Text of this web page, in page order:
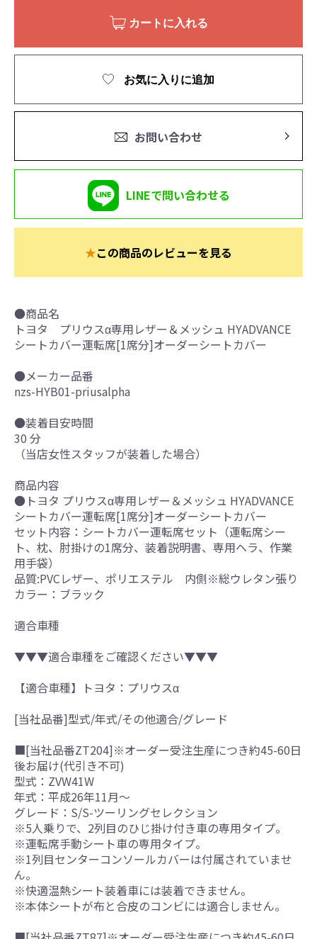
カートに入れる
お気に入りに追加
お問い合わせ
LINEで問い合わせる
★この商品のレビューを見る
●商品名
トヨタ プリウスα専用レザー＆メッシュ HYADVANCE
シートカバー運転席[1席分]オーダーシートカバー
●メーカー品番
nzs-HYB01-priusalpha
●装着目安時間
30 分
（当店女性スタッフが装着した場合）
商品内容
●トヨタ プリウスα専用レザー＆メッシュ HYADVANCE
シートカバー運転席[1席分]オーダーシートカバー
セット内容：シートカバー運転席セット（運転席シー
ト、枕、肘掛けの1席分、装着説明書、専用ヘラ、作業
用手袋）
品質:PVCレザー、ポリエステル 内側※総ウレタン張り
カラー：ブラック
適合車種
▼▼▼適合車種をご確認ください▼▼▼
【適合車種】トヨタ：プリウスα
[当社品番]型式/年式/その他適合/グレード
■[当社品番ZT204]※オーダー受注生産につき約45-60日
後お届け(代引き不可)
型式：ZVW41W
年式：平成26年11月～
グレード：S/S-ツーリングセレクション
※5人乗りで、2列目のひじ掛け付き車の専用タイプ。
※運転席手動シート車の専用タイプ。
※1列目センターコンソールカバーは付属されていませ
ん。
※快適温熱シート装着車には装着できません。
※本体シートが布と合皮のコンビには適合しません。